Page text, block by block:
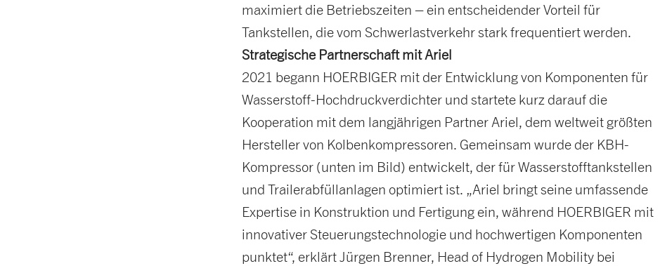
maximiert die Betriebszeiten – ein entscheidender Vorteil für
Tankstellen, die vom Schwerlastverkehr stark frequentiert werden.
Strategische Partnerschaft mit Ariel
2021 begann HOERBIGER mit der Entwicklung von Komponenten für
Wasserstoff-Hochdruckverdichter und startete kurz darauf die
Kooperation mit dem langjährigen Partner Ariel, dem weltweit größten
Hersteller von Kolbenkompressoren. Gemeinsam wurde der KBH-
Kompressor (unten im Bild) entwickelt, der für Wasserstofftankstellen
und Trailerabfüllanlagen optimiert ist. „Ariel bringt seine umfassende
Expertise in Konstruktion und Fertigung ein, während HOERBIGER mit
innovativer Steuerungstechnologie und hochwertigen Komponenten
punktet“, erklärt Jürgen Brenner, Head of Hydrogen Mobility bei